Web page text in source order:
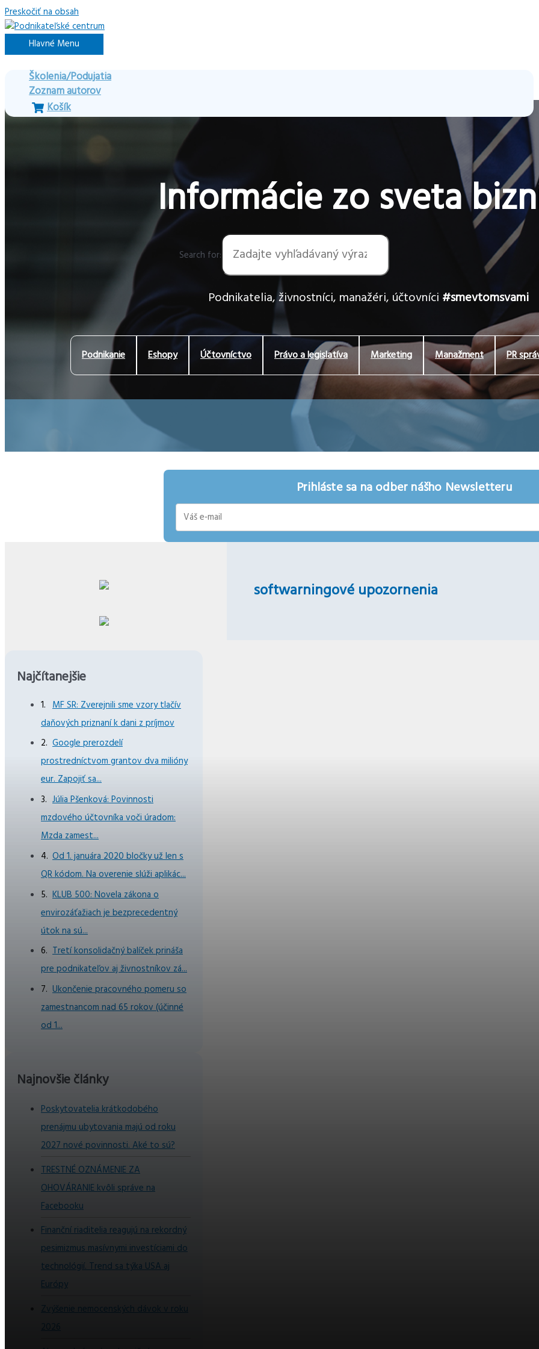
Preskočiť na obsah
Hlavné Menu
Školenia/Podujatia
Zoznam autorov
Košík
Informácie zo sveta
Search for:
Podnikatelia, živnostníci, manažéri, účtovníci #smevtomsvami
Podnikanie Eshopy Účtovníctvo Právo a legislatíva Marketing Manažment PR
Prihláste sa na odber nášho Newsletteru
Najčítanejšie
MF SR: Zverejnili sme vzory tlačív
daňových priznaní k dani z príjmov
Google prerozdelí
prostredníctvom grantov dva milióny
eur. Zapojiť sa...
Júlia Pšenková: Povinnosti
mzdového účtovníka voči úradom:
Mzda zamest...
Od 1. januára 2020 bločky už len s
QR kódom. Na overenie slúži aplikác...
KLUB 500: Novela zákona o
envirozáťažiach je bezprecedentný
útok na sú...
Tretí konsolidačný balíček prináša
pre podnikateľov aj živnostníkov zá...
Ukončenie pracovného pomeru so
zamestnancom nad 65 rokov (účinné
od 1...
Najnovšie články
Poskytovatelia krátkodobého
prenájmu ubytovania majú od roku
2027 nové povinnosti. Aké to sú?
TRESTNÉ OZNÁMENIE ZA
OHOVÁRANIE kvôli správe na
Facebooku
Finanční riaditelia reagujú na rekordný
pesimizmus masívnymi investíciami do
technológií. Trend sa týka USA aj
Európy
Zvýšenie nemocenských dávok v roku
2026
softwarningové upozornenia